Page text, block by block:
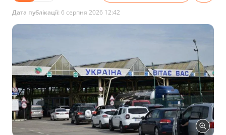
Дата публікації: 6 серпня 2026 12:42